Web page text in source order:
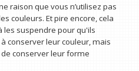
raison que vous n’utilisez pas
couleurs. Et pire encore, cela
les suspendre pour qu'ils
conserver leur couleur, mais
conserver leur forme